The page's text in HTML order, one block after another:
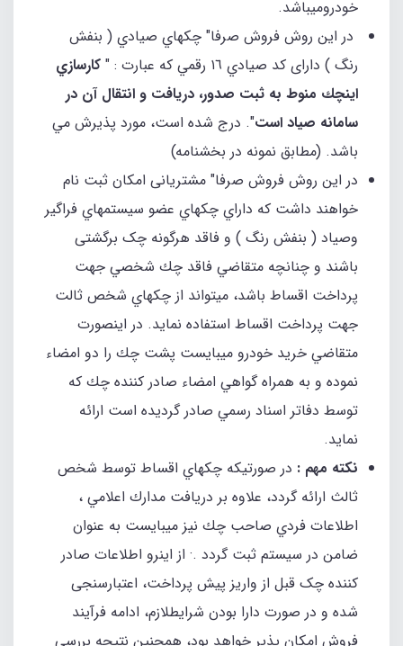
خودروميباشد.
در این روش فروش صرفا" چكهاي صيادي ( بنفش
رنگ ) دارای كد صيادي ١٦ رقمي كه عبارت : "
كارسازي
اينچك منوط به ثبت صدور، دريافت و انتقال آن در
سامانه صیاد است". درج شده است، مورد پذيرش مي
باشد. (مطابق نمونه در بخشنامه)
در این روش فروش صرفا" مشتریانی امکان ثبت نام
خواهند داشت که داراي چكهاي عضو سيستمهاي فراگير
وصياد ( بنفش رنگ ) و فاقد هرگونه چک برگشتی
باشند و چنانچه متقاضي فاقد چك شخصي جهت
پرداخت اقساط باشد، ميتواند از چكهاي شخص ثالت
جهت پرداخت اقساط استفاده نمايد. در اينصورت
متقاضي خريد خودرو ميبايست پشت چك را دو امضاء
نموده و به همراه گواهي امضاء صادر كننده چك كه
توسط دفاتر اسناد رسمي صادر گرديده است ارائه
نمايد.
نكته مهم : در صورتيكه چكهاي اقساط توسط شخص
ثالث ارائه گردد، علاوه بر دريافت مدارك اعلامي ،
اطلاعات فردي صاحب چك نيز ميبايست به عنوان
ضامن در سيستم ثبت گردد .· از اینرو اطلاعات صادر
کننده چک قبل از واريز پیش پرداخت، اعتبارسنجی
شده و در صورت دارا بودن شرایطلازم، ادامه فرآیند
فروش امکان پذیر خواهد بود، همچنين نتیجه بررسی